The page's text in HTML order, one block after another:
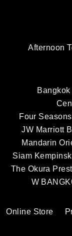
Afternoon
Bangkok
Four
JW Marriott
Mandarin
Siam
The Okura
W
Online Store